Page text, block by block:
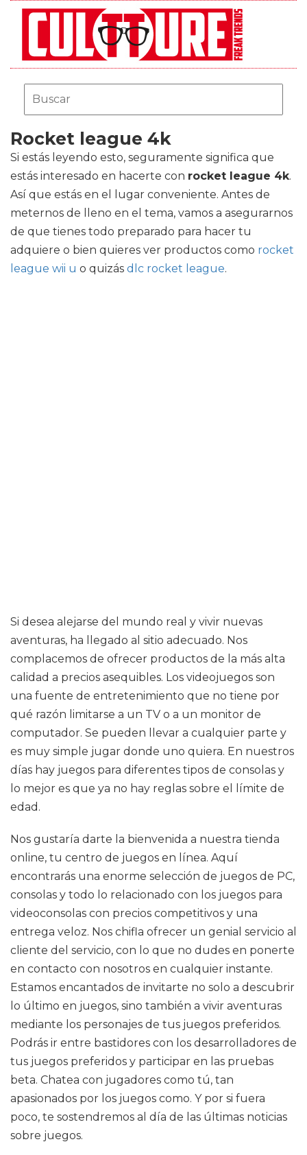
Rocket league 4k
Si estás leyendo esto, seguramente significa que
estás interesado en hacerte con rocket league 4k.
Así que estás en el lugar conveniente. Antes de
meternos de lleno en el tema, vamos a asegurarnos
de que tienes todo preparado para hacer tu
adquiere o bien quieres ver productos como rocket
league wii u o quizás dlc rocket league.
Si desea alejarse del mundo real y vivir nuevas
aventuras, ha llegado al sitio adecuado. Nos
complacemos de ofrecer productos de la más alta
calidad a precios asequibles. Los videojuegos son
una fuente de entretenimiento que no tiene por
qué razón limitarse a un TV o a un monitor de
computador. Se pueden llevar a cualquier parte y
es muy simple jugar donde uno quiera. En nuestros
días hay juegos para diferentes tipos de consolas y
lo mejor es que ya no hay reglas sobre el límite de
edad.
Nos gustaría darte la bienvenida a nuestra tienda
online, tu centro de juegos en línea. Aquí
encontrarás una enorme selección de juegos de PC,
consolas y todo lo relacionado con los juegos para
videoconsolas con precios competitivos y una
entrega veloz. Nos chifla ofrecer un genial servicio al
cliente del servicio, con lo que no dudes en ponerte
en contacto con nosotros en cualquier instante.
Estamos encantados de invitarte no solo a descubrir
lo último en juegos, sino también a vivir aventuras
mediante los personajes de tus juegos preferidos.
Podrás ir entre bastidores con los desarrolladores de
tus juegos preferidos y participar en las pruebas
beta. Chatea con jugadores como tú, tan
apasionados por los juegos como. Y por si fuera
poco, te sostendremos al día de las últimas noticias
sobre juegos.